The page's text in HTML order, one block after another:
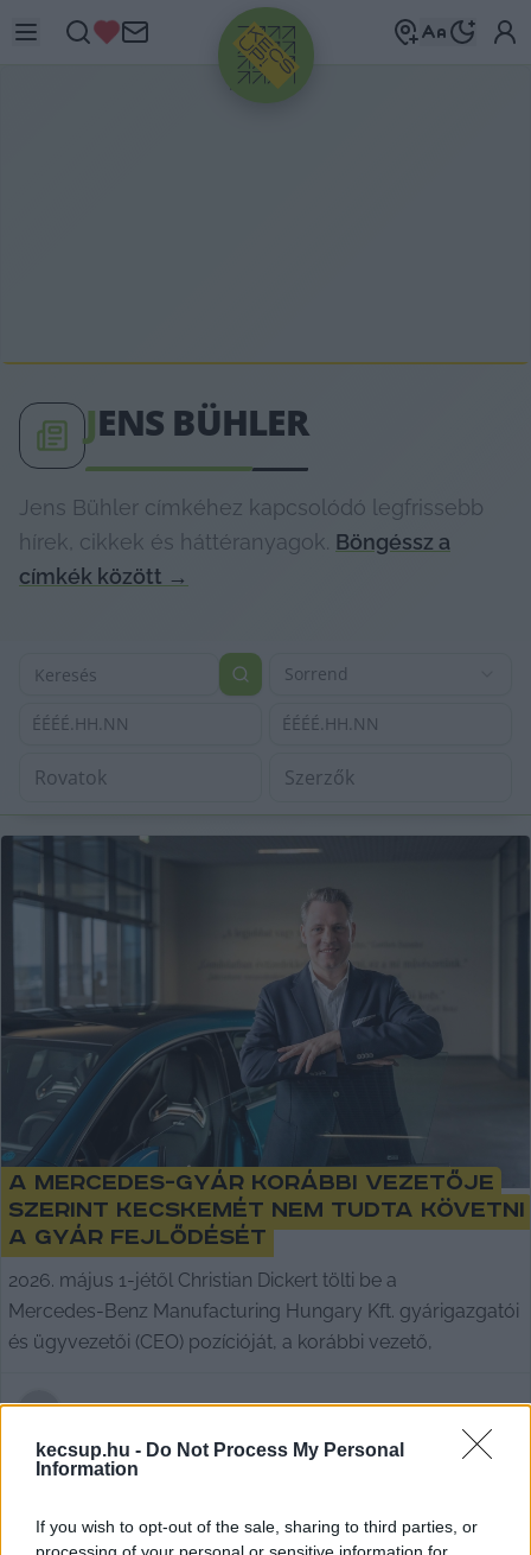
kecsup.hu - Do Not Process My Personal
Information
If you wish to opt-out of the sale, sharing to third parties, or
HIRDETÉS
JENS BÜHLER
Jens Bühler címkéhez kapcsolódó legfrissebb
hírek, cikkek és háttéranyagok. Böngéssz a
címkék között →
Sorrend
ÉÉÉÉ.HH.NN ÉÉÉÉ.HH.NN
A Mercedes-gyár korábbi vezetője
szerint Kecskemét nem tudta követni
a gyár fejlődését
2026. május 1-jétől Christian Dickert tölti be a
Mercedes‑Benz Manufacturing Hungary Kft. gyárigazgatói
és ügyvezetői (CEO) pozícióját, a korábbi vezető,
BS Balla Szilárd 2026. 05. 23.